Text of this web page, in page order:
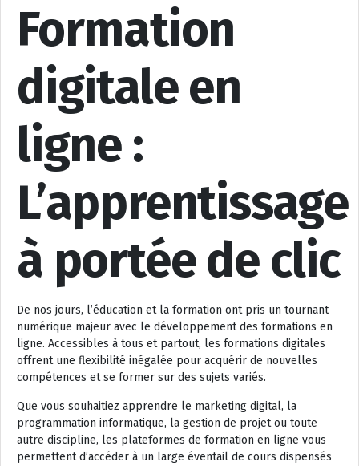
Formation
digitale en
ligne :
L’apprentissage
à portée de clic
De nos jours, l’éducation et la formation ont pris un tournant
numérique majeur avec le développement des formations en
ligne. Accessibles à tous et partout, les formations digitales
offrent une flexibilité inégalée pour acquérir de nouvelles
compétences et se former sur des sujets variés.
Que vous souhaitiez apprendre le marketing digital, la
programmation informatique, la gestion de projet ou toute
autre discipline, les plateformes de formation en ligne vous
permettent d’accéder à un large éventail de cours dispensés